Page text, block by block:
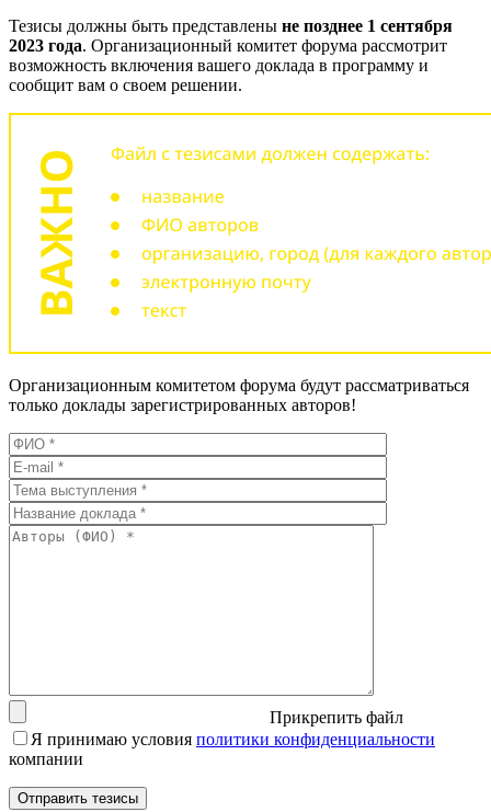
Тезисы должны быть представлены не позднее 1 сентября
2023 года. Организационный комитет форума рассмотрит
возможность включения вашего доклада в программу и
сообщит вам о своем решении.
Организационным комитетом форума будут рассматриваться
только доклады зарегистрированных авторов!
Прикрепить файл
Я принимаю условия политики конфиденциальности
компании
Отправить тезисы